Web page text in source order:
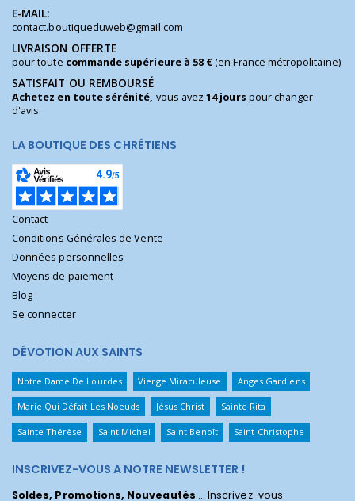
E-MAIL:
contact.boutiqueduweb@gmail.com
LIVRAISON OFFERTE
pour toute commande supérieure à 58 €(en France métropolitaine)
SATISFAIT OU REMBOURSÉ
Achetez en toute sérénité, vous avez14 jours pour changer
d'avis.
LA BOUTIQUE DES CHRÉTIENS
Contact
Conditions Générales de Vente
Données personnelles
Moyens de paiement
Blog
Se connecter
DÉVOTION AUX SAINTS
Notre Dame De Lourdes Vierge Miraculeuse Anges Gardiens
Marie Qui Défait Les Noeuds Jésus Christ Sainte Rita
Sainte Thérèse Saint Michel Saint Benoît Saint Christophe
INSCRIVEZ-VOUS A NOTRE NEWSLETTER !
Soldes, Promotions, Nouveautés ... Inscrivez-vous